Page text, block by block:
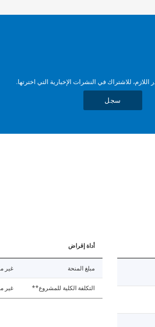
للاشتراك في النشرات الإخبارية التي اخترتها.
سجل
أداة إقراض
مبلغ المنحة غير
التكلفة الكلية للمشروع** غير